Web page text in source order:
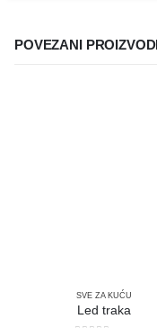
POVEZANI PROIZVODI
SVE ZA KUĆU
Led traka